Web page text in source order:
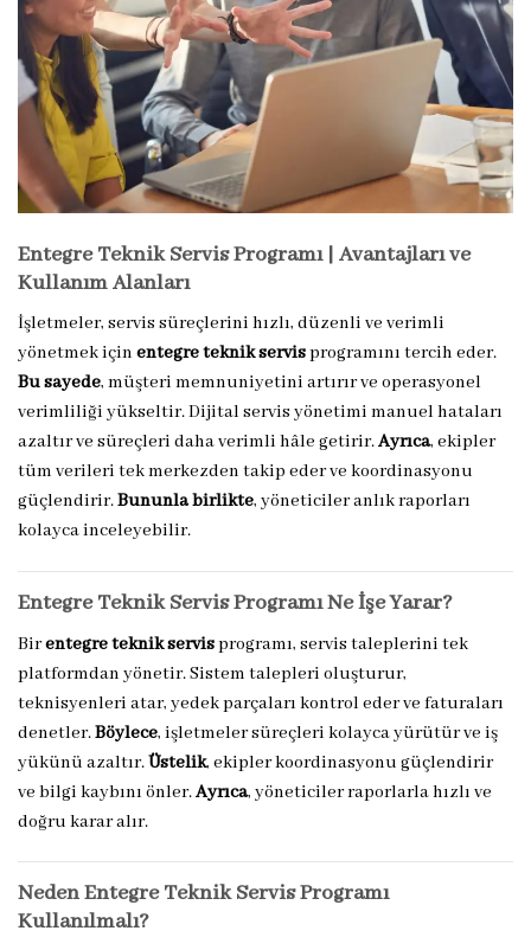
Entegre Teknik Servis Programı | Avantajları ve
Kullanım Alanları
İşletmeler, servis süreçlerini hızlı, düzenli ve verimli
yönetmek için entegre teknik servisprogramını tercih eder.
Bu sayede, müşteri memnuniyetini artırır ve operasyonel
verimliliği yükseltir. Dijital servis yönetimi manuel hataları
azaltır ve süreçleri daha verimli hâle getirir.Ayrıca, ekipler
tüm verileri tek merkezden takip eder ve koordinasyonu
güçlendirir.Bununla birlikte, yöneticiler anlık raporları
kolayca inceleyebilir.
Entegre Teknik Servis Programı Ne İşe Yarar?
Birentegre teknik servisprogramı, servis taleplerini tek
platformdan yönetir. Sistem talepleri oluşturur,
teknisyenleri atar, yedek parçaları kontrol eder ve faturaları
denetler.Böylece, işletmeler süreçleri kolayca yürütür ve iş
yükünü azaltır.Üstelik, ekipler koordinasyonu güçlendirir
ve bilgi kaybını önler.Ayrıca, yöneticiler raporlarla hızlı ve
doğru karar alır.
Neden Entegre Teknik Servis Programı
Kullanılmalı?